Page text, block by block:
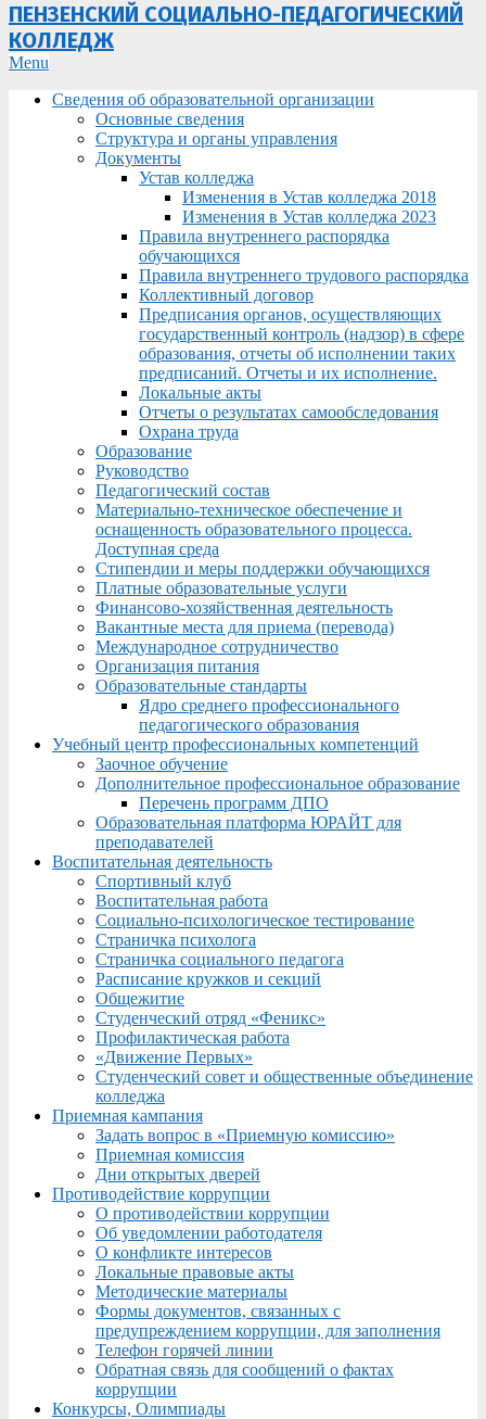
ПЕНЗЕНСКИЙ СОЦИАЛЬНО-ПЕДАГОГИЧЕСКИЙ
КОЛЛЕДЖ
Primary
Menu
Menu
Сведения об образовательной организации
Основные сведения
Структура и органы управления
Документы
Устав колледжа
Изменения в Устав колледжа 2018
Изменения в Устав колледжа 2023
Правила внутреннего распорядка
обучающихся
Правила внутреннего трудового распорядка
Коллективный договор
Предписания органов, осуществляющих
государственный контроль (надзор) в сфере
образования, отчеты об исполнении таких
предписаний. Отчеты и их исполнение.
Локальные акты
Отчеты о результатах самообследования
Охрана труда
Образование
Руководство
Педагогический состав
Материально-техническое обеспечение и
оснащенность образовательного процесса.
Доступная среда
Стипендии и меры поддержки обучающихся
Платные образовательные услуги
Финансово-хозяйственная деятельность
Вакантные места для приема (перевода)
Международное сотрудничество
Организация питания
Образовательные стандарты
Ядро среднего профессионального
педагогического образования
Учебный центр профессиональных компетенций
Заочное обучение
Дополнительное профессиональное образование
Перечень программ ДПО
Образовательная платформа ЮРАЙТ для
преподавателей
Воспитательная деятельность
Спортивный клуб
Воспитательная работа
Социально-психологическое тестирование
Страничка психолога
Страничка социального педагога
Расписание кружков и секций
Общежитие
Студенческий отряд «Феникс»
Профилактическая работа
«Движение Первых»
Студенческий совет и общественные объединение
колледжа
Приемная кампания
Задать вопрос в «Приемную комиссию»
Приемная комиссия
Дни открытых дверей
Противодействие коррупции
О противодействии коррупции
Об уведомлении работодателя
О конфликте интересов
Локальные правовые акты
Методические материалы
Формы документов, связанных с
предупреждением коррупции, для заполнения
Телефон горячей линии
Обратная связь для сообщений о фактах
коррупции
Конкурсы, Олимпиады